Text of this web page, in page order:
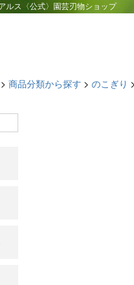
ルス〈公式〉園芸刃物ショップ
商品分類から探す のこぎり